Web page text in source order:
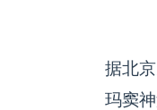
据北
玛窦